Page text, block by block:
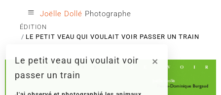
≡ Joëlle Dollé Photographe
ÉDITION
LE PETIT VEAU QUI VOULAIT VOIR PASSER UN TRAIN
×
Le petit veau qui voulait voir
passer un train